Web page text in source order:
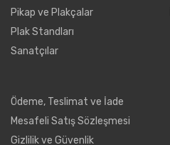
Pikap ve Plakçalar
Plak Standları
Sanatçılar
Ödeme, Teslimat ve İade
Mesafeli Satış Sözleşmesi
Gizlilik ve Güvenlik